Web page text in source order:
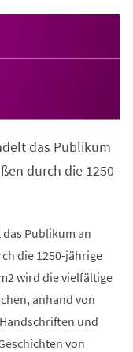
das Publikum
durch die 1250-
Publikum an
die 1250-jährige
wird die vielfältige
anhand von
und
von